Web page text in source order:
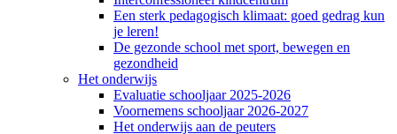
Een sterk pedagogisch klimaat: goed gedrag kun
je leren!
De gezonde school met sport, bewegen en
gezondheid
Het onderwijs
Evaluatie schooljaar 2025-2026
Voornemens schooljaar 2026-2027
Het onderwijs aan de peuters